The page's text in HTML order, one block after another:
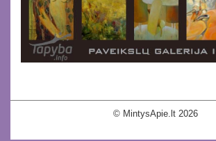
© MintysApie.lt 2026